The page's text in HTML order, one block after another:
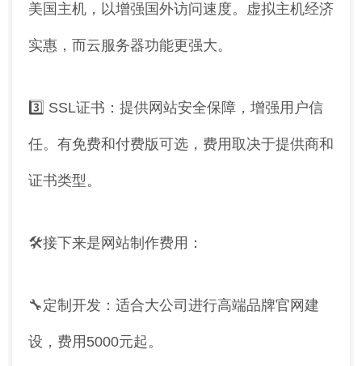
美国主机，以增强国外访问速度。虚拟主机经济
实惠，而云服务器功能更强大。
3️⃣ SSL证书：提供网站安全保障，增强用户信
任。有免费和付费版可选，费用取决于提供商和
证书类型。
🛠️接下来是网站制作费用：
🔧定制开发：适合大公司进行高端品牌官网建
设，费用5000元起。